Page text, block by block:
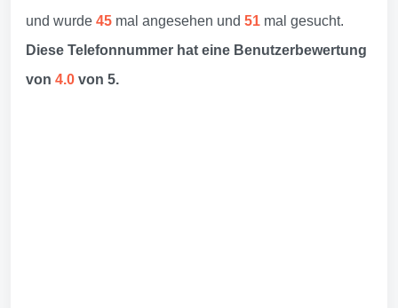
und wurde 45 mal angesehen und 51 mal gesucht.
Diese Telefonnummer hat eine Benutzerbewertung
von 4.0 von 5.